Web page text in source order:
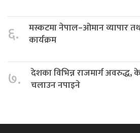
६.
मस्कटमा नेपाल–ओमान व्यापार
कार्यक्रम
७.
देशका विभिन्न राजमार्ग अवरुद्ध,
चलाउन नपाइने